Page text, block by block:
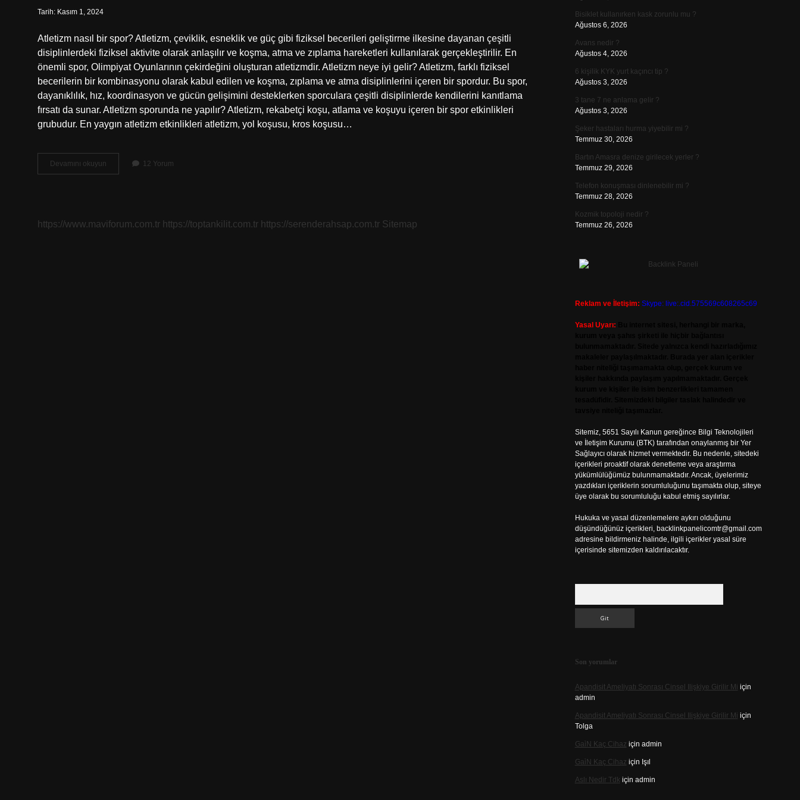
Tarih: Kasım 1, 2024
Atletizm nasıl bir spor? Atletizm, çeviklik, esneklik ve güç gibi fiziksel becerileri geliştirme ilkesine dayanan çeşitli
disiplinlerdeki fiziksel aktivite olarak anlaşılır ve koşma, atma ve zıplama hareketleri kullanılarak gerçekleştirilir. En
önemli spor, Olimpiyat Oyunlarının çekirdeğini oluşturan atletizmdir. Atletizm neye iyi gelir? Atletizm, farklı fiziksel
becerilerin bir kombinasyonu olarak kabul edilen ve koşma, zıplama ve atma disiplinlerini içeren bir spordur. Bu spor,
dayanıklılık, hız, koordinasyon ve gücün gelişimini desteklerken sporculara çeşitli disiplinlerde kendilerini kanıtlama
fırsatı da sunar. Atletizm sporunda ne yapılır? Atletizm, rekabetçi koşu, atlama ve koşuyu içeren bir spor etkinlikleri
grubudur. En yaygın atletizm etkinlikleri atletizm, yol koşusu, kros koşusu…
Devamını okuyun
Sporu
12 Yorum
https://www.maviforum.com.tr https://toptankilit.com.tr https://serenderahsap.com.tr Sitemap
Bisiklet kullanırken kask zorunlu mu ?
Ağustos 6, 2026
Avans nedir ?
Ağustos 4, 2026
6 kişilik KYK yurt kaçıncı tip ?
Ağustos 3, 2026
3 tane 7 ne anlama gelir ?
Ağustos 3, 2026
Şeker hastaları hurma yiyebilir mi ?
Temmuz 30, 2026
Bartın Amasra denize girilecek yerler ?
Temmuz 29, 2026
Telefon konuşması dinlenebilir mi ?
Temmuz 28, 2026
Kozmik topoloji nedir ?
Temmuz 26, 2026
Reklam ve İletişim: Skype: live:.cid.575569c608265c69
Yasal Uyarı:
Sitemiz, 5651 Sayılı Kanun gereğince Bilgi Teknolojileri
ve İletişim Kurumu (BTK) tarafından onaylanmış bir Yer
Sağlayıcı olarak hizmet vermektedir. Bu nedenle, sitedeki
içerikleri proaktif olarak denetleme veya araştırma
yükümlülüğümüz bulunmamaktadır. Ancak, üyelerimiz
yazdıkları içeriklerin sorumluluğunu taşımakta olup, siteye
üye olarak bu sorumluluğu kabul etmiş sayılırlar.
Hukuka ve yasal düzenlemelere aykırı olduğunu
düşündüğünüz içerikleri, backlinkpanelicomtr@gmail.com
adresine bildirmeniz halinde, ilgili içerikler yasal süre
içerisinde sitemizden kaldırılacaktır.
Son yorumlar
Apandisit Ameliyatı Sonrası Cinsel Ilişkiye Girilir Mi için
admin
Apandisit Ameliyatı Sonrası Cinsel Ilişkiye Girilir Mi için
Tolga
Gai̇N Kaç Cihaz için admin
Gai̇N Kaç Cihaz için Işıl
Aslı Nedir Tdk için admin